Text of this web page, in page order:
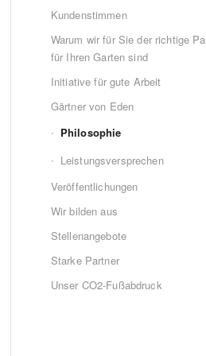
Kundenstimmen
Warum wir für Sie der richtige
für Ihren Garten sind
Initiative für gute Arbeit
Gärtner von Eden
Philosophie
Leistungsversprechen
Veröffentlichungen
Wir bilden aus
Stellenangebote
Starke Partner
Unser CO2-Fußabdruck